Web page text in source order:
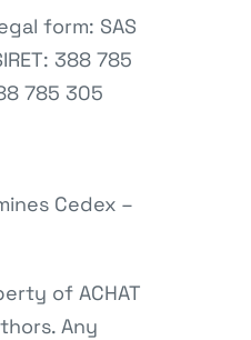
form: SAS
388 785
785 305
Cedex –
of ACHAT
Any